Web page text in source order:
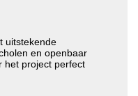
uitstekende
en openbaar
het project perfect